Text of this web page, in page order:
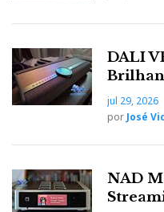
DALI
jul 29, 2026
por José
NAD